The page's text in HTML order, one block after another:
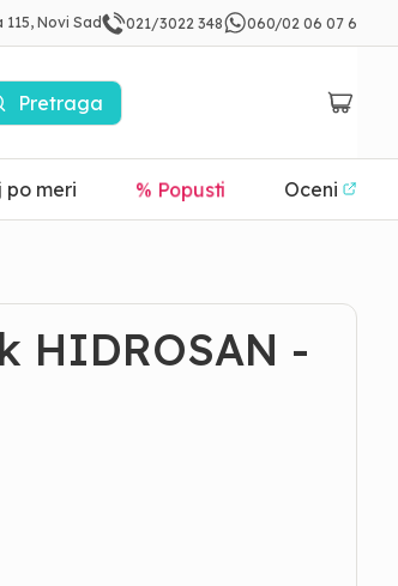
Novi Sad 021/3022 348 060/02 06 07 6
Pretraga
po meri % Popusti Oceni
HIDROSAN -